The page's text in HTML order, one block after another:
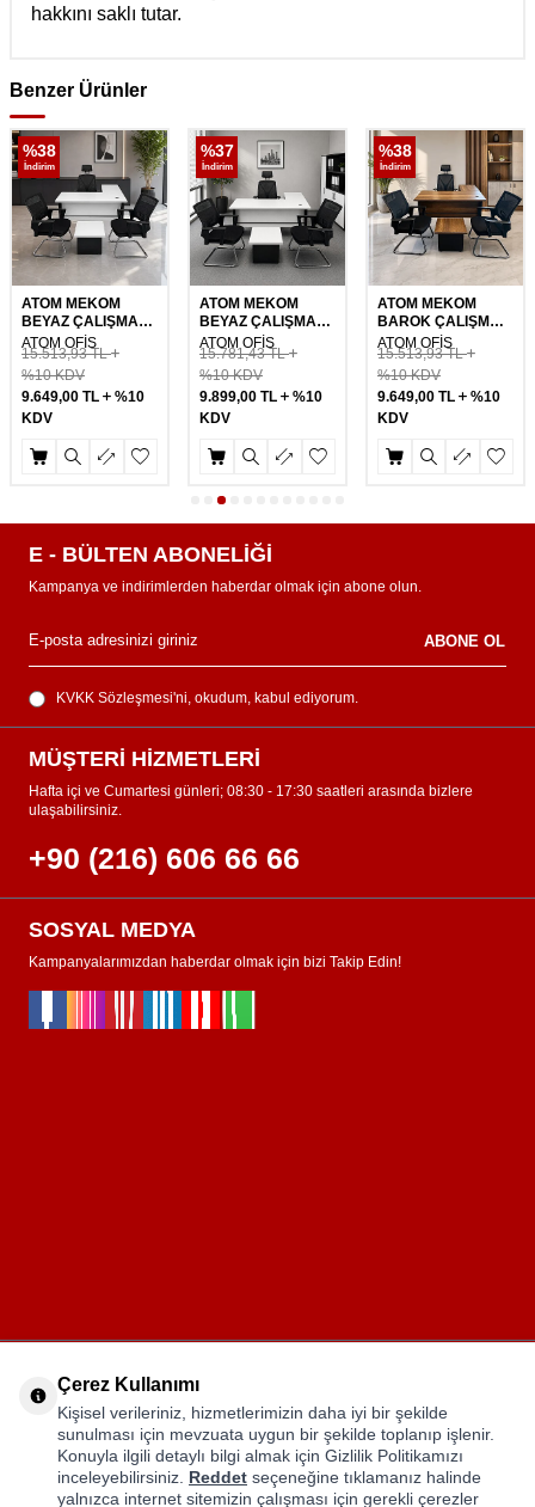
hakkını saklı tutar.
Benzer Ürünler
%38
İndirim
ATOM MEKOM
BEYAZ ÇALIŞMA
MASASI TAKIMI -
120 CM
ATOM OFİS
15.513,93TL
%10 KDV
9.649,00 TL
%10
KDV
%37
İndirim
ATOM MEKOM
BEYAZ ÇALIŞMA
MASASI TAKIMI -
140 CM
ATOM OFİS
15.781,43TL
%10 KDV
9.899,00 TL
%10
KDV
%38
İndirim
ATOM MEKOM
BAROK ÇALIŞMA
MASASI TAKIMI -
120 CM
ATOM OFİS
15.513,93TL
%10 KDV
9.649,00 TL
%10
KDV
MÜŞTERİ HİZMETLERİ
Hafta içi ve Cumartesi günleri; 08:30 - 17:30 saatleri arasında bizlere
ulaşabilirsiniz.
+90 (216) 606 66 66
E - BÜLTEN ABONELİĞİ
Kampanya ve indirimlerden haberdar olmak için abone olun.
ABONE OL
KVKK Sözleşmesi'ni, okudum, kabul ediyorum.
SOSYAL MEDYA
Kampanyalarımızdan haberdar olmak için bizi Takip Edin!
Kurumsal
Müşteri Hizmetleri
Kurumsal Çözümler
Çerez Kullanımı
Kişisel verileriniz, hizmetlerimizin daha iyi bir şekilde
sunulması için mevzuata uygun bir şekilde toplanıp işlenir.
Konuyla ilgili detaylı bilgi almak için Gizlilik Politikamızı
inceleyebilirsiniz. Reddet seçeneğine tıklamanız halinde
yalnızca internet sitemizin çalışması için gerekli çerezler